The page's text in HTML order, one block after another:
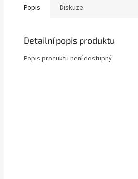
Popis Diskuze
Detailní popis produktu
Popis produktu není dostupný